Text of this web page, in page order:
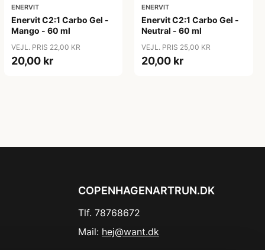
ENERVIT
Enervit C2:1 Carbo Gel -
Mango - 60 ml
VEJL. PRIS 22,00 KR
20,00 kr
ENERVIT
Enervit C2:1 Carbo Gel -
Neutral - 60 ml
VEJL. PRIS 25,00 KR
20,00 kr
COPENHAGENARTRUN.DK
Tlf. 78768672
Mail: hej@want.dk